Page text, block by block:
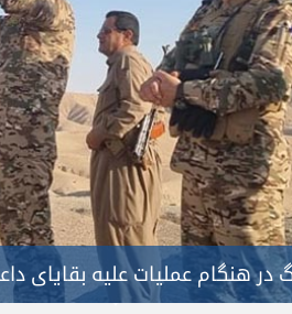
در هنگام عملیات علیه بقایای